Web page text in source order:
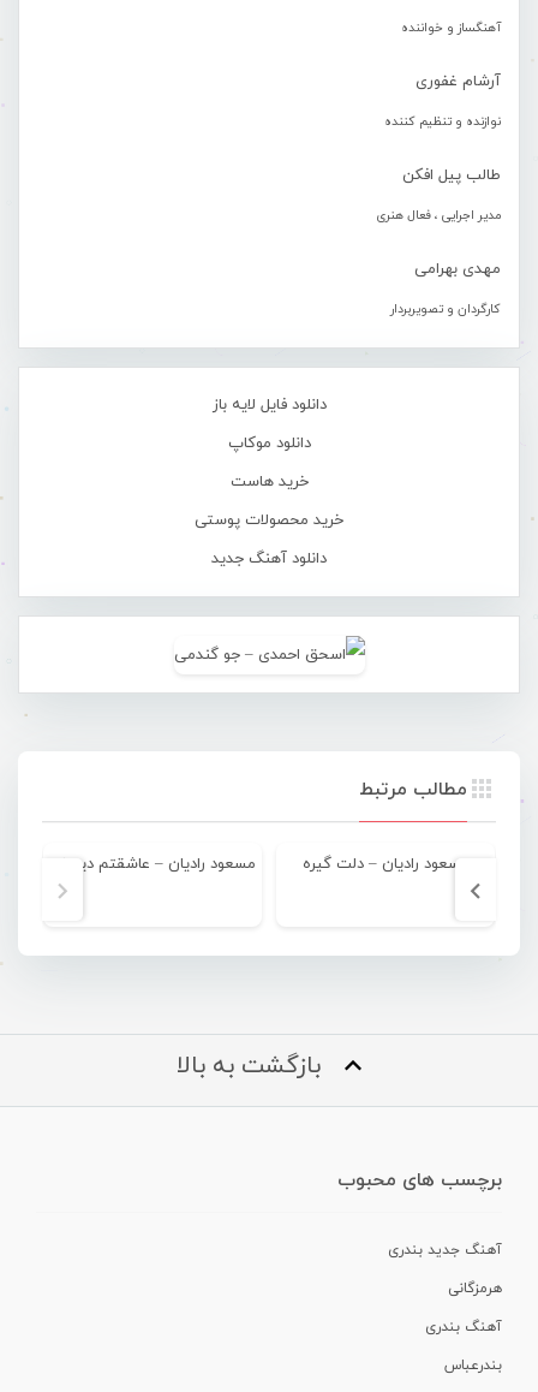
آهنگساز و خواننده
آرشام غفوری
نوازنده و تنظیم کننده
طالب پیل افکن
مدیر اجرایی ، فعال هنری
مهدی بهرامی
کارگردان و تصویربردار
دانلود فایل لایه باز
دانلود موکاپ
خرید هاست
خرید محصولات پوستی
دانلود آهنگ جدید
مطالب مرتبط
مسعود رادیان – دلت گیره
بازگشت به بالا
برچسب های محبوب
آهنگ جدید بندری
هرمزگانی
آهنگ بندری
بندرعباس